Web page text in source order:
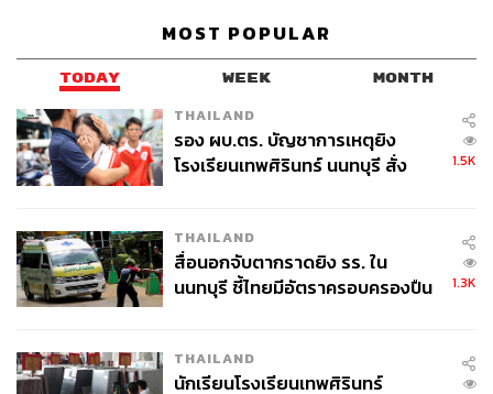
MOST POPULAR
TODAY WEEK MONTH
THAILAND
รอง ผบ.ตร. บัญชาการเหตุยิง
โรงเรียนเทพศิรินทร์ นนทบุรี สั่ง
1.5K
THAILAND
สื่อนอกจับตากราดยิง รร. ใน
นนทบุรี ชี้ไทยมีอัตราครอบครองปืน
1.3K
THAILAND
นักเรียนโรงเรียนเทพศิรินทร์